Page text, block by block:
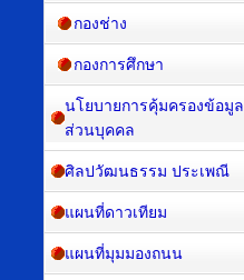
กองช่าง
กองการศึกษา
นโยบายการคุ้มครองข้อมูล
ส่วนบุคคล
ศิลปวัฒนธรรม ประเพณี
แผนที่ดาวเทียม
แผนที่มุมมองถนน